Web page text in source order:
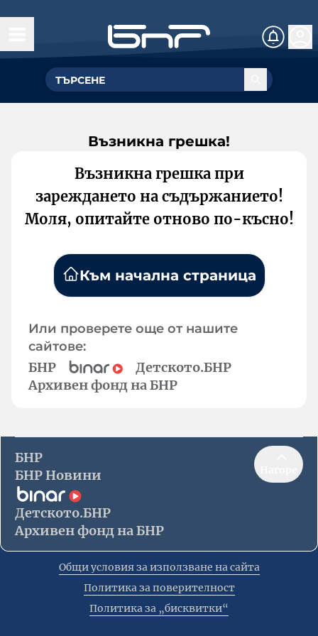
Възникна грешка!
Възникна грешка при
зареждането на съдържанието!
Моля, опитайте отново по-късно!
Към начална страница
Или проверете още от нашите
сайтове:
БНР
Детското.БНР
Архивен фонд на БНР
БНР
БНР Новини
Детското.БНР
Архивен фонд на БНР
Общи условия за използване на сайта
Политика за поверителност
Политика за „бисквитки“